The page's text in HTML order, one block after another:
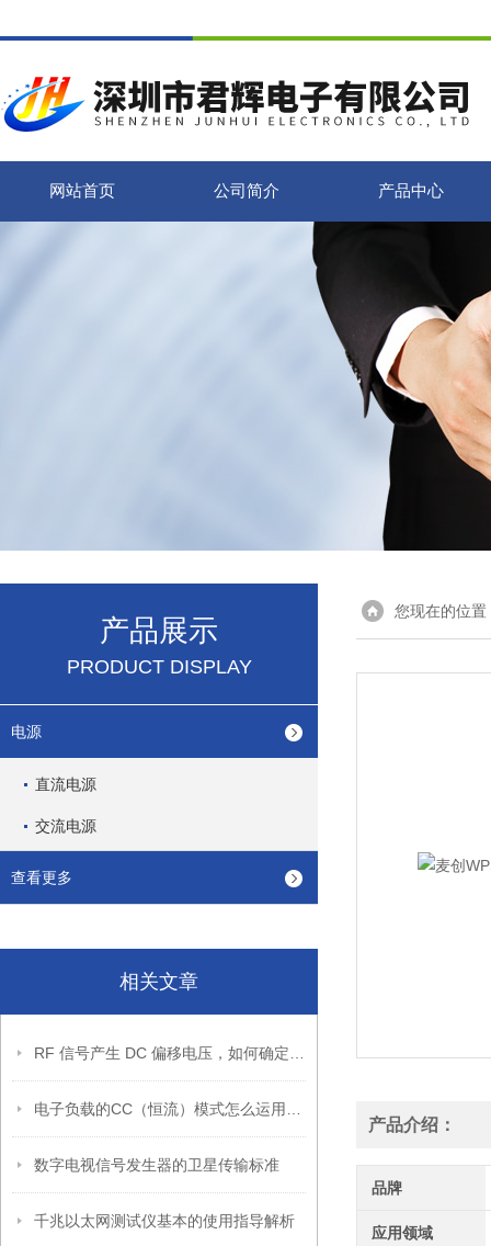
网站首页 公司简介 产品中心
产品展示
PRODUCT DISPLAY
电源
直流电源
交流电源
查看更多
相关文章
数字电视信号发生器的卫星传输标准
千兆以太网测试仪基本的使用指导解析
您现在的位置
产品介绍：
品牌
应用领域